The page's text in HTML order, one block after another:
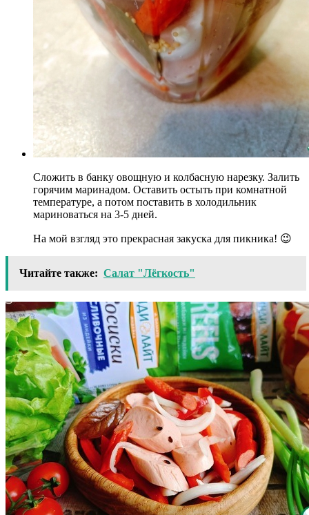
Сложить в банку овощную и колбасную нарезку. Залить
горячим маринадом. Оставить остыть при комнатной
температуре, а потом поставить в холодильник
мариноваться на 3-5 дней.
На мой взгляд это прекрасная закуска для пикника! 😉
Читайте также: Салат "Лёгкость"